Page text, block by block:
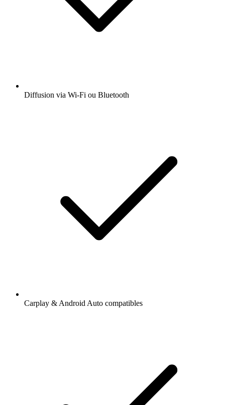
Diffusion via Wi-Fi ou Bluetooth
Carplay & Android Auto compatibles